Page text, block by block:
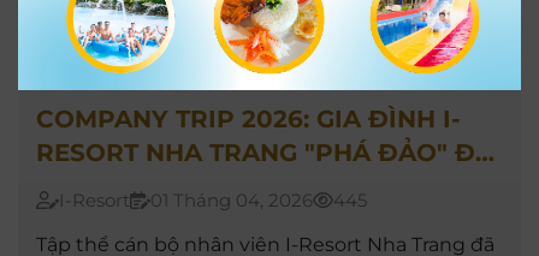
COMPANY TRIP 2026: GIA ĐÌNH I-
RESORT NHA TRANG "PHÁ ĐẢO" ĐÀ
LẠT 2N1Đ
I-Resort 01 Tháng 04, 2026
445
Tập thể cán bộ nhân viên I-Resort Nha Trang đã